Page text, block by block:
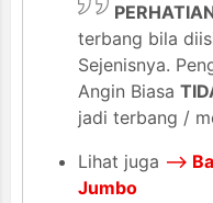
terbang bila
Sejenisnya.
Angin Biasa
jadi terbang /
Lihat juga -->
Jumbo